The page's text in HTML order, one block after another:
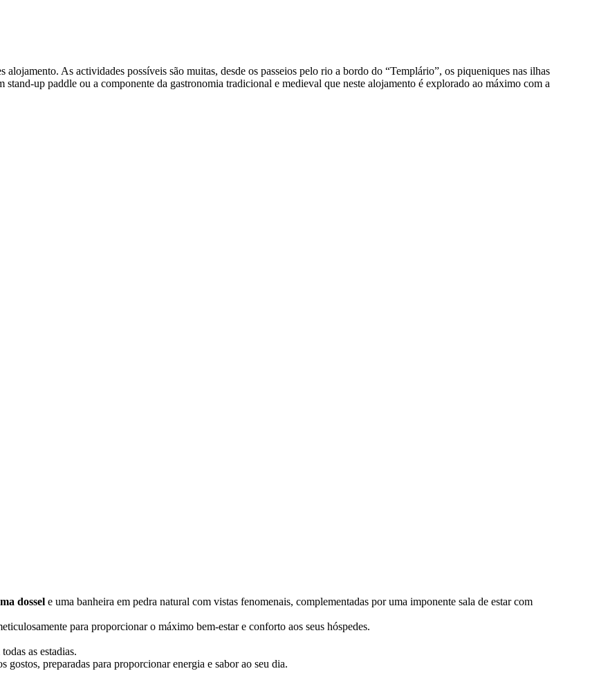
As actividades possíveis são muitas, desde os passeios pelo rio a bordo do “Templário”, os piqueniques nas ilhas
stand-up paddle ou a componente da gastronomia tradicional e medieval que neste alojamento é explorado ao máximo com a
dossel e uma banheira em pedra natural com vistas fenomenais, complementadas por uma imponente sala de estar com
para proporcionar o máximo bem-estar e conforto aos seus hóspedes.
todas as estadias.
gostos, preparadas para proporcionar energia e sabor ao seu dia.